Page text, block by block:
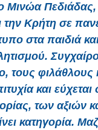
Μινώα Πεδιάδας,
την Κρήτη σε
στα παιδιά
τους φιλάθλους
και εύχεται
των αξιών
κατηγορία.